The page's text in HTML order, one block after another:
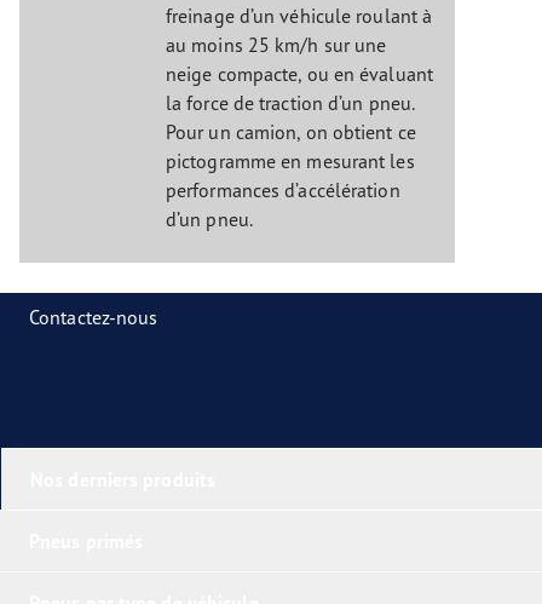
freinage d’un véhicule roulant à
au moins 25 km/h sur une
neige compacte, ou en évaluant
la force de traction d’un pneu.
Pour un camion, on obtient ce
pictogramme en mesurant les
performances d’accélération
d’un pneu.
Contactez-nous